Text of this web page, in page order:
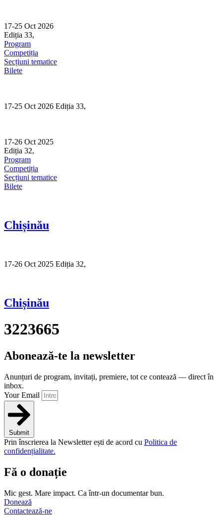
content
17-25 Oct 2026
Ediția 33,
Program
Competiția
Secțiuni tematice
Bilete
17-25 Oct 2026 Ediția 33,
17-26 Oct 2025
Ediția 32,
Program
Competiția
Secțiuni tematice
Bilete
Chișinău
17-26 Oct 2025 Ediția 32,
Chișinău
3223665
Abonează-te la newsletter
Anunțuri de program, invitați, premiere, tot ce contează — direct în
inbox.
Your Email
Submit
Prin înscrierea la Newsletter ești de acord cu Politica de
confidențialitate.
Fă o donație
Mic gest. Mare impact. Ca într-un documentar bun.
Donează
Contactează-ne